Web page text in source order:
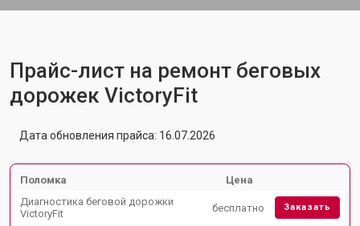
Прайс-лист на ремонт беговых
дорожек VictoryFit
Дата обновления прайса: 16.07.2026
Поломка
Цена
Диагностика беговой дорожки
VictoryFit
бесплатно Заказать